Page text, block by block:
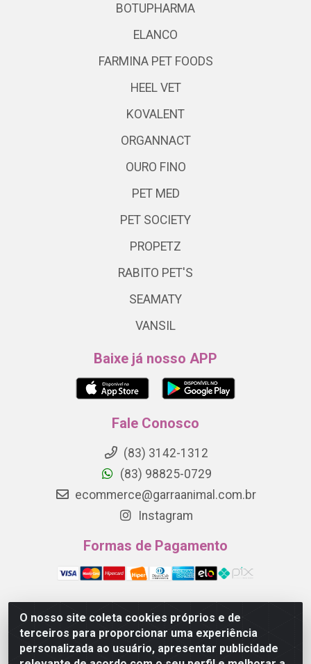
O nosso site coleta cookies próprios e de
terceiros para proporcionar uma experiência
personalizada ao usuário, apresentar publicidade
BOTUPHARMA
ELANCO
FARMINA PET FOODS
HEEL VET
KOVALENT
ORGANNACT
OURO FINO
PET MED
PET SOCIETY
PROPETZ
RABITO PET'S
SEAMATY
VANSIL
Baixe já nosso APP
Fale Conosco
(83) 3142-1312
(83) 98825-0729
ecommerce@garraanimal.com.br
Instagram
Formas de Pagamento
Garra Animal - Rua Quinze de Novembro, 1120 - Jardim
Continental - Campina Grande/PB - CEP 58.403-290 -
CNPJ 21.445.041/0001-61